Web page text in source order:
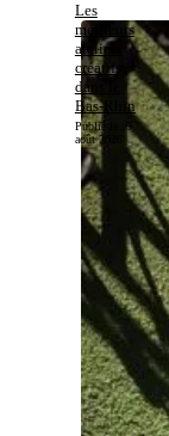
Les
meilleurs
ateliers
créatifs
dans le
Bas-Rhin
Publié le :
6
août 2026